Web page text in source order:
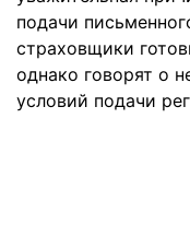
подачи
страховщики
однако говорят о
условий подачи